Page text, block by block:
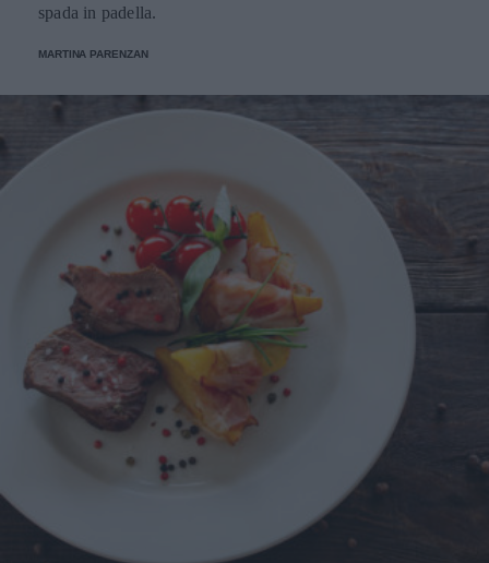
spada in padella.
MARTINA PARENZAN